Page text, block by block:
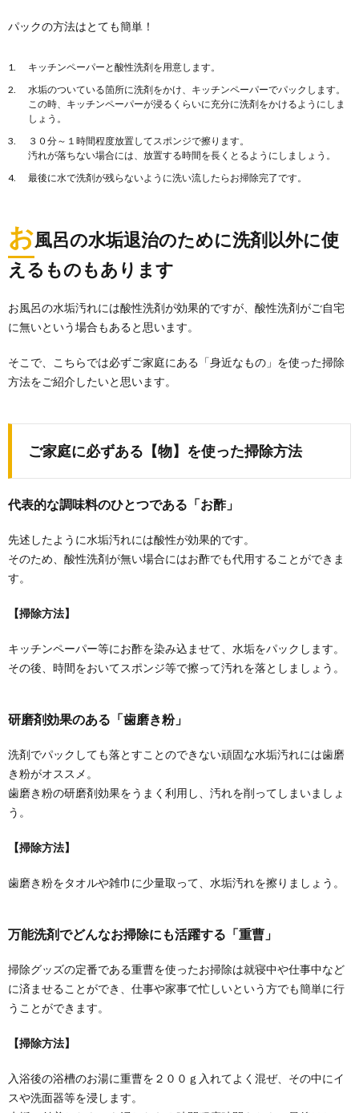
パックの方法はとても簡単！
キッチンペーパーと酸性洗剤を用意します。
水垢のついている箇所に洗剤をかけ、キッチンペーパーでパックします。
この時、キッチンペーパーが浸るくらいに充分に洗剤をかけるようにしま
しょう。
３０分～１時間程度放置してスポンジで擦ります。
汚れが落ちない場合には、放置する時間を長くとるようにしましょう。
最後に水で洗剤が残らないように洗い流したらお掃除完了です。
お風呂の水垢退治のために洗剤以外に使
えるものもあります
お風呂の水垢汚れには酸性洗剤が効果的ですが、酸性洗剤がご自宅
に無いという場合もあると思います。
そこで、こちらでは必ずご家庭にある「身近なもの」を使った掃除
方法をご紹介したいと思います。
ご家庭に必ずある【物】を使った掃除方法
代表的な調味料のひとつである「お酢」
先述したように水垢汚れには酸性が効果的です。
そのため、酸性洗剤が無い場合にはお酢でも代用することができま
す。
【掃除方法】
キッチンペーパー等にお酢を染み込ませて、水垢をパックします。
その後、時間をおいてスポンジ等で擦って汚れを落としましょう。
研磨剤効果のある「歯磨き粉」
洗剤でパックしても落とすことのできない頑固な水垢汚れには歯磨
き粉がオススメ。
歯磨き粉の研磨剤効果をうまく利用し、汚れを削ってしまいましょ
う。
【掃除方法】
歯磨き粉をタオルや雑巾に少量取って、水垢汚れを擦りましょう。
万能洗剤でどんなお掃除にも活躍する「重曹」
掃除グッズの定番である重曹を使ったお掃除は就寝中や仕事中など
に済ませることができ、仕事や家事で忙しいという方でも簡単に行
うことができます。
【掃除方法】
入浴後の浴槽のお湯に重曹を２００ｇ入れてよく混ぜ、その中にイ
スや洗面器等を浸します。